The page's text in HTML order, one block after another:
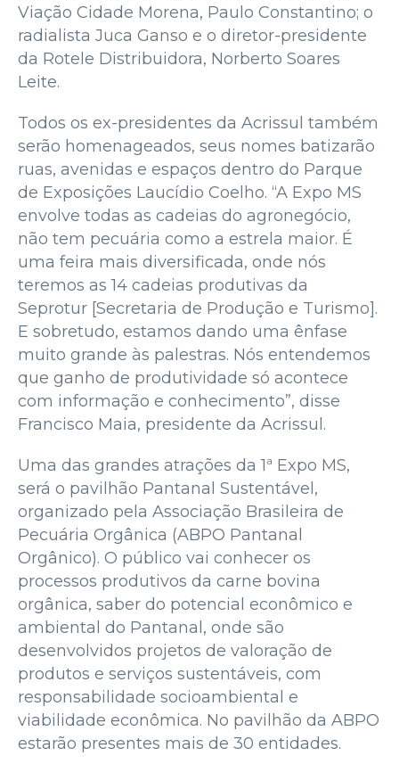
Viação Cidade Morena, Paulo Constantino; o
radialista Juca Ganso e o diretor-presidente
da Rotele Distribuidora, Norberto Soares
Leite.
Todos os ex-presidentes da Acrissul também
serão homenageados, seus nomes batizarão
ruas, avenidas e espaços dentro do Parque
de Exposições Laucídio Coelho. “A Expo MS
envolve todas as cadeias do agronegócio,
não tem pecuária como a estrela maior. É
uma feira mais diversificada, onde nós
teremos as 14 cadeias produtivas da
Seprotur [Secretaria de Produção e Turismo].
E sobretudo, estamos dando uma ênfase
muito grande às palestras. Nós entendemos
que ganho de produtividade só acontece
com informação e conhecimento”, disse
Francisco Maia, presidente da Acrissul.
Uma das grandes atrações da 1ª Expo MS,
será o pavilhão Pantanal Sustentável,
organizado pela Associação Brasileira de
Pecuária Orgânica (ABPO Pantanal
Orgânico). O público vai conhecer os
processos produtivos da carne bovina
orgânica, saber do potencial econômico e
ambiental do Pantanal, onde são
desenvolvidos projetos de valoração de
produtos e serviços sustentáveis, com
responsabilidade socioambiental e
viabilidade econômica. No pavilhão da ABPO
estarão presentes mais de 30 entidades.